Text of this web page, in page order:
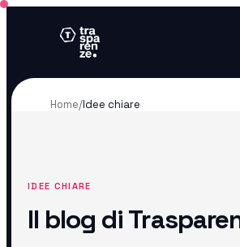
Home/Idee chiare
IDEE CHIARE
Il blog di